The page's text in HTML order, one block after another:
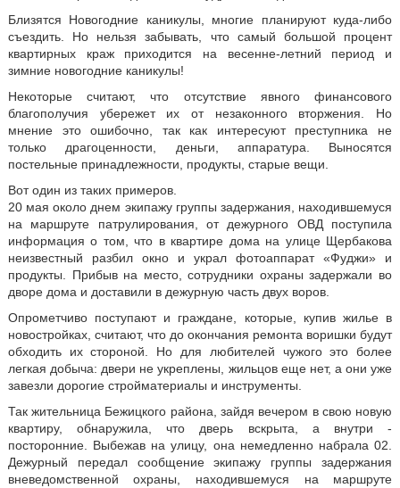
Близятся Новогодние каникулы, многие планируют куда-либо
съездить. Но нельзя забывать, что самый большой процент
квартирных краж приходится на весенне-летний период и
зимние новогодние каникулы!
Некоторые считают, что отсутствие явного финансового
благополучия убережет их от незаконного вторжения. Но
мнение это ошибочно, так как интересуют преступника не
только драгоценности, деньги, аппаратура. Выносятся
постельные принадлежности, продукты, старые вещи.
Вот один из таких примеров.
20 мая около днем экипажу группы задержания, находившемуся
на маршруте патрулирования, от дежурного ОВД поступила
информация о том, что в квартире дома на улице Щербакова
неизвестный разбил окно и украл фотоаппарат «Фуджи» и
продукты. Прибыв на место, сотрудники охраны задержали во
дворе дома и доставили в дежурную часть двух воров.
Опрометчиво поступают и граждане, которые, купив жилье в
новостройках, считают, что до окончания ремонта воришки будут
обходить их стороной. Но для любителей чужого это более
легкая добыча: двери не укреплены, жильцов еще нет, а они уже
завезли дорогие стройматериалы и инструменты.
Так жительница Бежицкого района, зайдя вечером в свою новую
квартиру, обнаружила, что дверь вскрыта, а внутри -
посторонние. Выбежав на улицу, она немедленно набрала 02.
Дежурный передал сообщение экипажу группы задержания
вневедомственной охраны, находившемуся на маршруте